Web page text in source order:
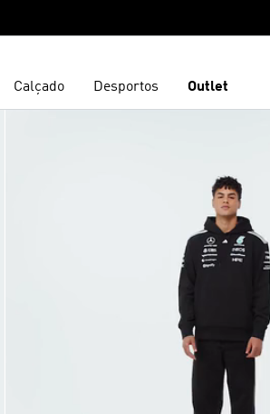
Calçado Desportos Outlet